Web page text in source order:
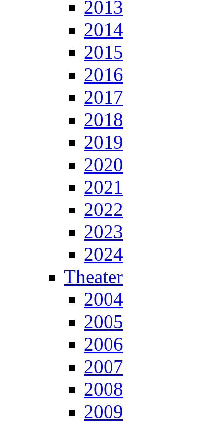
2013
2014
2015
2016
2017
2018
2019
2020
2021
2022
2023
2024
Theater
2004
2005
2006
2007
2008
2009